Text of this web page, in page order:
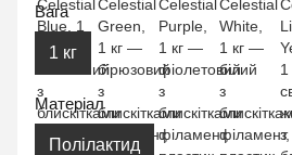
Вага
1 кг
Матеріал
Полілактид